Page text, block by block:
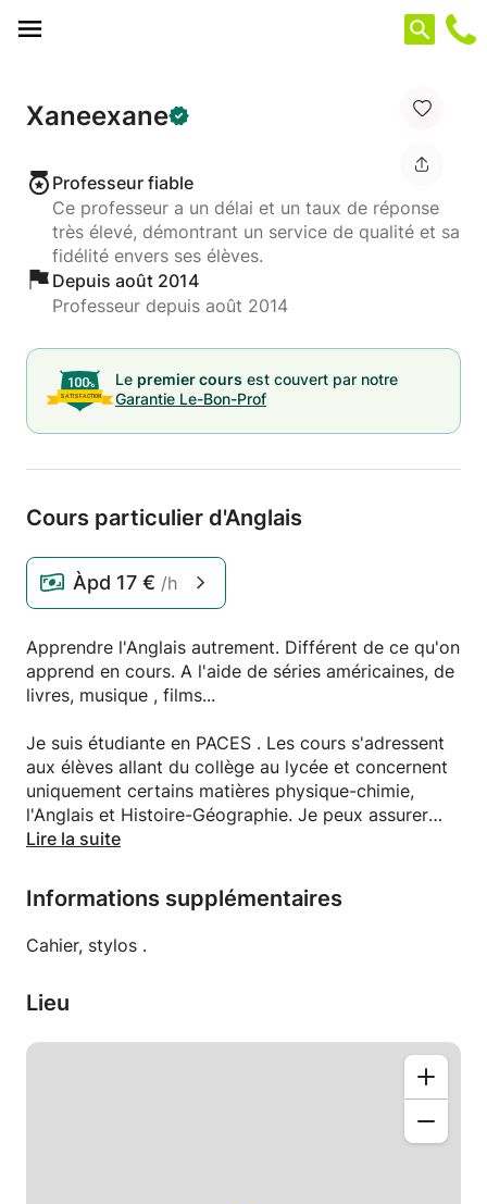
Xaneexane
Professeur fiable
Ce professeur a un délai et un taux de réponse
très élevé, démontrant un service de qualité et sa
fidélité envers ses élèves.
Depuis août 2014
Professeur depuis août 2014
Le premier cours est couvert par notre
Garantie Le-Bon-Prof
Cours particulier d'Anglais
Àpd 17 € /h
Apprendre l'Anglais autrement. Différent de ce qu'on
apprend en cours. A l'aide de séries américaines, de
livres, musique , films...
Je suis étudiante en PACES . Les cours s'adressent
aux élèves allant du collège au lycée et concernent
uniquement certains matières physique-chimie,
l'Anglais et Histoire-Géographie. Je peux assurer
une préparation et un soutien aussi bien pour les
devoirs au cours de l'année. L'objectif des cours
c'est d'apprendre a l'élève la méthodologie,
d'acquérir des connaissances et d'éveiller sa
curiosité.
Lire la suite
Informations supplémentaires
Cahier, stylos .
Lieu